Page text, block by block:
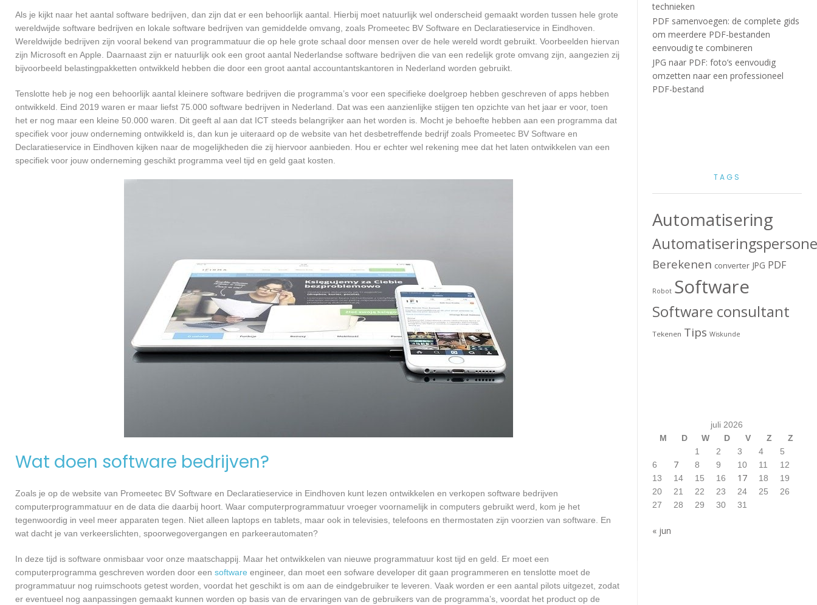
Als je kijkt naar het aantal software bedrijven, dan zijn dat er een behoorlijk aantal. Hierbij moet natuurlijk wel onderscheid gemaakt worden tussen hele grote
wereldwijde software bedrijven en lokale software bedrijven van gemiddelde omvang, zoals Promeetec BV Software en Declaratieservice in Eindhoven.
Wereldwijde bedrijven zijn vooral bekend van programmatuur die op hele grote schaal door mensen over de hele wereld wordt gebruikt. Voorbeelden hiervan
zijn Microsoft en Apple. Daarnaast zijn er natuurlijk ook een groot aantal Nederlandse software bedrijven die van een redelijk grote omvang zijn, aangezien zij
bijvoorbeeld belastingpakketten ontwikkeld hebben die door een groot aantal accountantskantoren in Nederland worden gebruikt.
Tenslotte heb je nog een behoorlijk aantal kleinere software bedrijven die programma’s voor een specifieke doelgroep hebben geschreven of apps hebben
ontwikkeld. Eind 2019 waren er maar liefst 75.000 software bedrijven in Nederland. Dat was een aanzienlijke stijgen ten opzichte van het jaar er voor, toen
het er nog maar een kleine 50.000 waren. Dit geeft al aan dat ICT steeds belangrijker aan het worden is. Mocht je behoefte hebben aan een programma dat
specifiek voor jouw onderneming ontwikkeld is, dan kun je uiteraard op de website van het desbetreffende bedrijf zoals Promeetec BV Software en
Declaratieservice in Eindhoven kijken naar de mogelijkheden die zij hiervoor aanbieden. Hou er echter wel rekening mee dat het laten ontwikkelen van een
specifiek voor jouw onderneming geschikt programma veel tijd en geld gaat kosten.
Wat doen software bedrijven?
Zoals je op de website van Promeetec BV Software en Declaratieservice in Eindhoven kunt lezen ontwikkelen en verkopen software bedrijven
computerprogrammatuur en de data die daarbij hoort. Waar computerprogrammatuur vroeger voornamelijk in computers gebruikt werd, kom je het
tegenwoordig in veel meer apparaten tegen. Niet alleen laptops en tablets, maar ook in televisies, telefoons en thermostaten zijn voorzien van software. En
wat dacht je van verkeerslichten, spoorwegovergangen en parkeerautomaten?
In deze tijd is software onmisbaar voor onze maatschappij. Maar het ontwikkelen van nieuwe programmatuur kost tijd en geld. Er moet een
computerprogramma geschreven worden door een software engineer, dan moet een sofware developer dit gaan programmeren en tenslotte moet de
programmatuur nog ruimschoots getest worden, voordat het geschikt is om aan de eindgebruiker te leveren. Vaak worden er een aantal pilots uitgezet, zodat
er eventueel nog aanpassingen gemaakt kunnen worden op basis van de ervaringen van de gebruikers van de programma’s, voordat het product op de
technieken
PDF samenvoegen: de complete gids
om meerdere PDF-bestanden
eenvoudig te combineren
JPG naar PDF: foto’s eenvoudig
omzetten naar een professioneel
PDF-bestand
TAGS
Automatisering
Berekenen converter JPG PDF
Robot Software
Software consultant
Tekenen Tips Wiskunde
juli 2026
M
D W D V Z
Z
1
2 3 4
5
6
7 8 9 10 11
12
13
14 15 16 17 18
19
20
21 22 23 24 25
26
27
28 29 30 31
« jun